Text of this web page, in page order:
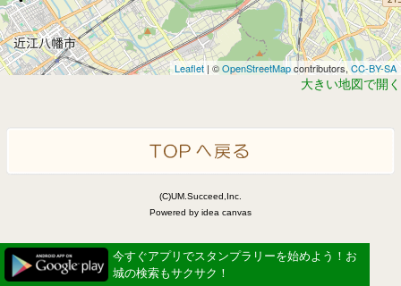
Leaflet | ©OpenStreetMapcontributors,CC-BY-SA
大きい地図で開く
(C)UM.Succeed,Inc.
Powered by idea canvas
今すぐアプリでスタンプラリーを始めよう！お
城の検索もサクサク！